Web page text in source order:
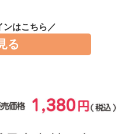
らせ
会員登録
ンはこちら／
る